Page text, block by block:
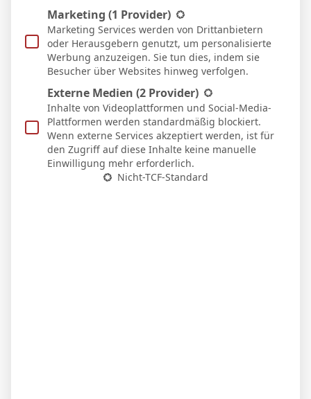
FacebookTwitter Pinterest LinkedIn
PREVIOUS ARTICLE
Antonio Martinez
NEXT ARTICLE
N. Salvador
Micha Sassie
Website
Marketing (1 Provider)
Marketing Services werden von Drittanbietern
oder Herausgebern genutzt, um personalisierte
Werbung anzuzeigen. Sie tun dies, indem sie
Besucher über Websites hinweg verfolgen.
Externe Medien (2 Provider)
Inhalte von Videoplattformen und Social-Media-
Plattformen werden standardmäßig blockiert.
Wenn externe Services akzeptiert werden, ist für
den Zugriff auf diese Inhalte keine manuelle
Einwilligung mehr erforderlich.
Nicht-TCF-Standard